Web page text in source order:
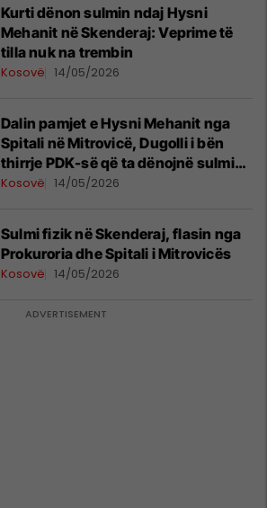
Kurti dënon sulmin ndaj Hysni
Mehanit në Skenderaj: Veprime të
tilla nuk na trembin
Kosovë 14/05/2026
Dalin pamjet e Hysni Mehanit nga
Spitali në Mitrovicë, Dugolli i bën
thirrje PDK-së që ta dënojnë sulmin
fizik në Skenderaj
Kosovë 14/05/2026
Sulmi fizik në Skenderaj, flasin nga
Prokuroria dhe Spitali i Mitrovicës
Kosovë 14/05/2026